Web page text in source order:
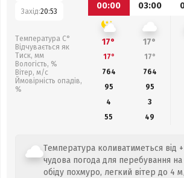
Захід:20:53
Температура С°
Відчувається як
Тиск, мм
Вологість, %
Вітер, м/с
Ймовірність опадів,
%
00:00
03:00
17° 17°
17° 17°
764
764
95
95
4
3
55
49
Температура коливатиметься від
чудова погода для перебування на
обіду похмуро, легкий вітер до 4